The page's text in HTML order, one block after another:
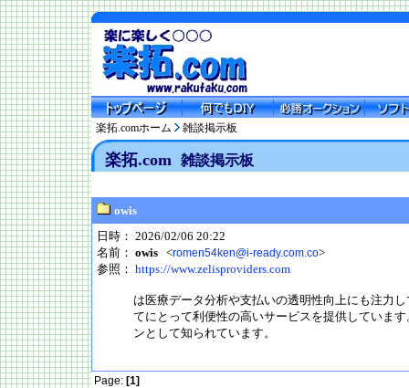
楽拓.comホーム 雑談掲示板
楽拓.com 雑談掲示板
owis
日時： 2026/02/06 20:22
名前： owis <romen54ken@i-ready.com.co>
参照： https://www.zelisproviders.com
は医療データ分析や支払いの透明性向上にも注力
てにとって利便性の高いサービスを提供していま
ンとして知られています。
Page: [1]